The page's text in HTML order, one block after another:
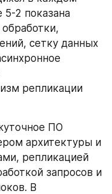
5-2 показана
сетку данных
репликации
ПО
архитектуры и
репликацией
запросов и
В